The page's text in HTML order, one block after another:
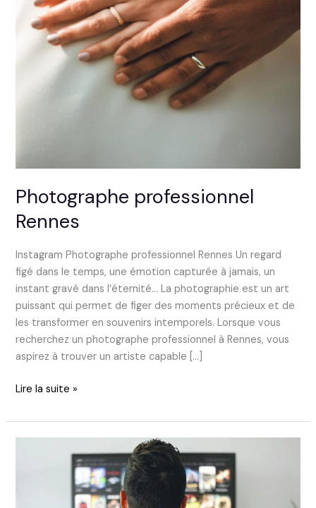
Photographe professionnel
Rennes
Instagram Photographe professionnel Rennes Un regard
figé dans le temps, une émotion capturée à jamais, un
instant gravé dans l’éternité… La photographie est un art
puissant qui permet de figer des moments précieux et de
les transformer en souvenirs intemporels. Lorsque vous
recherchez un photographe professionnel à Rennes, vous
aspirez à trouver un artiste capable […]
Lire la suite »